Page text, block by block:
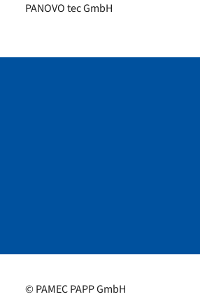
PANOVO tec GmbH
© PAMEC PAPP GmbH